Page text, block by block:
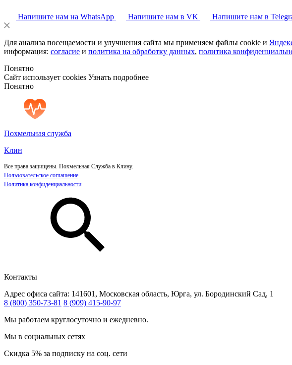
Напишите нам на WhatsApp Напишите нам в VK Напишите нам в
Для анализа посещаемости и улучшения сайта мы применяем файлы cookie и
информация: согласие и политика на обработку данных, политика
Понятно
Сайт использует cookies Узнать подробнее
Понятно
Похмельная служба
Клин
Все права защищены. Похмельная Служба в Клину.
Пользовательское соглашение
Политика конфиденциальности
Контакты
Адрес офиса сайта: 141601, Московская область, Юрга, ул. Бородинский Сад, 1
8 (800) 350-73-81 8 (909) 415-90-97
Мы работаем круглосуточно и ежедневно.
Мы в социальных сетях
Скидка 5% за подписку на соц. сети